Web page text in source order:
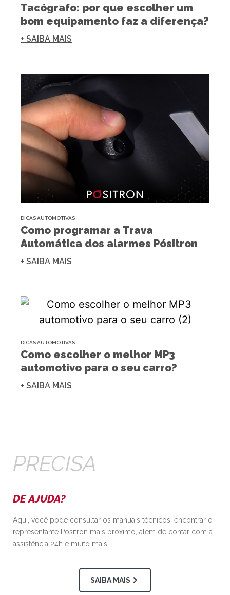
Tacógrafo: por que escolher um
bom equipamento faz a diferença?
+ SAIBA MAIS
DICAS AUTOMOTIVAS
Como programar a Trava
Automática dos alarmes Pósitron
+ SAIBA MAIS
DICAS AUTOMOTIVAS
Como escolher o melhor MP3
automotivo para o seu carro?
+ SAIBA MAIS
PRECISA
DE AJUDA?
Aqui, você pode consultar os manuais técnicos, encontrar o
representante Pósitron mais próximo, além de contar com a
assistência 24h e muito mais!
SAIBA MAIS